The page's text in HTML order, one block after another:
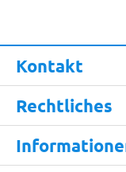
Kontakt
Rechtliches